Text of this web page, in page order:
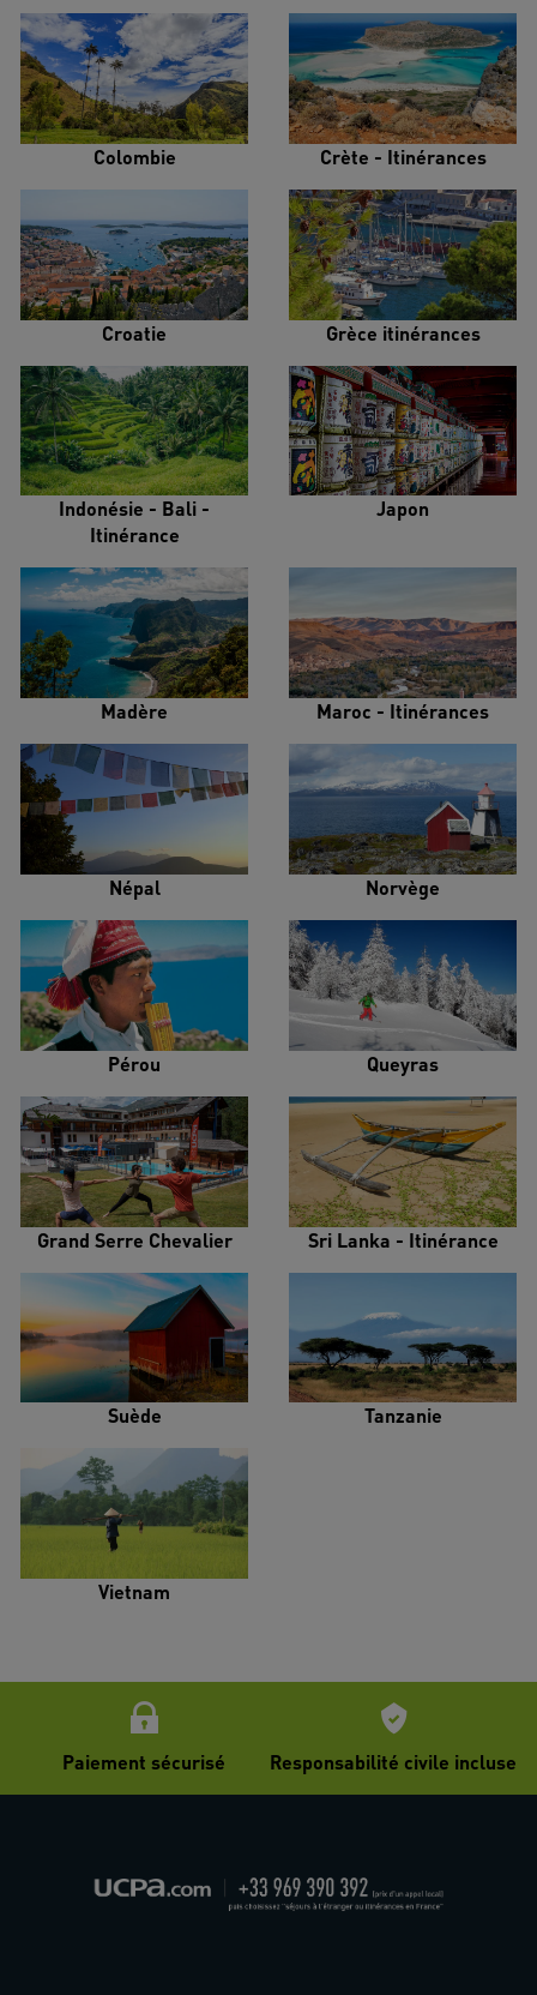
Colombie Crète - Itinérances
Croatie Grèce itinérances
Indonésie - Bali -
Itinérance
Japon
Madère Maroc - Itinérances
Népal Norvège
Pérou Queyras
Grand Serre Chevalier Sri Lanka - Itinérance
Suède Tanzanie
Vietnam
Paiement sécurisé Responsabilité civile incluse